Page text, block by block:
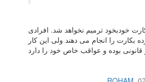
خودبخود ترمیم نخواهد شد. افرادی
بکارت را انجام می دهند ولی این کار